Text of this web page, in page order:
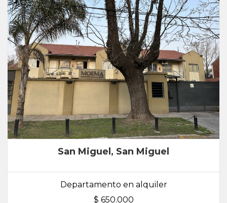
San Miguel, San Miguel
Departamento en alquiler
$ 650.000